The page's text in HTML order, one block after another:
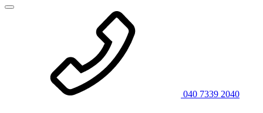
040 7339 2040